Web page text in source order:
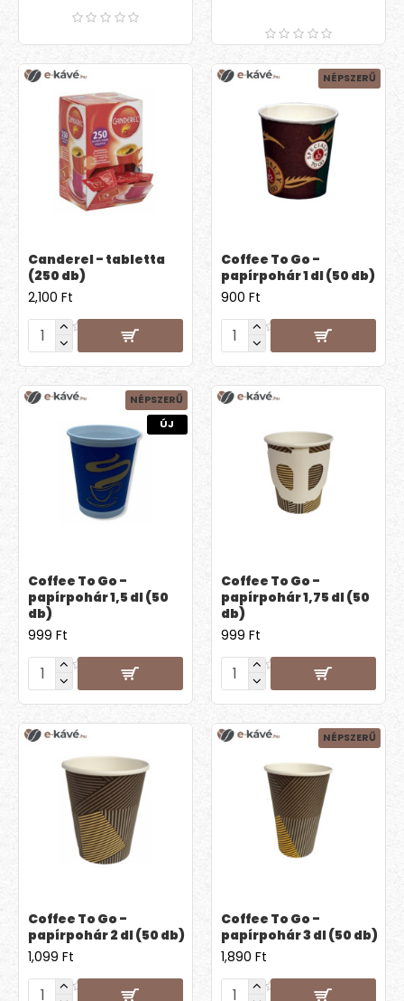
Canderel - tabletta
(250 db)
2,100 Ft
NÉPSZERŰ
Coffee To Go -
papírpohár 1 dl (50 db)
900 Ft
NÉPSZERŰ
ÚJ
Coffee To Go -
papírpohár 1,5 dl (50
db)
999 Ft
Coffee To Go -
papírpohár 1,75 dl (50
db)
999 Ft
Coffee To Go -
papírpohár 2 dl (50 db)
1,099 Ft
NÉPSZERŰ
Coffee To Go -
papírpohár 3 dl (50 db)
1,890 Ft